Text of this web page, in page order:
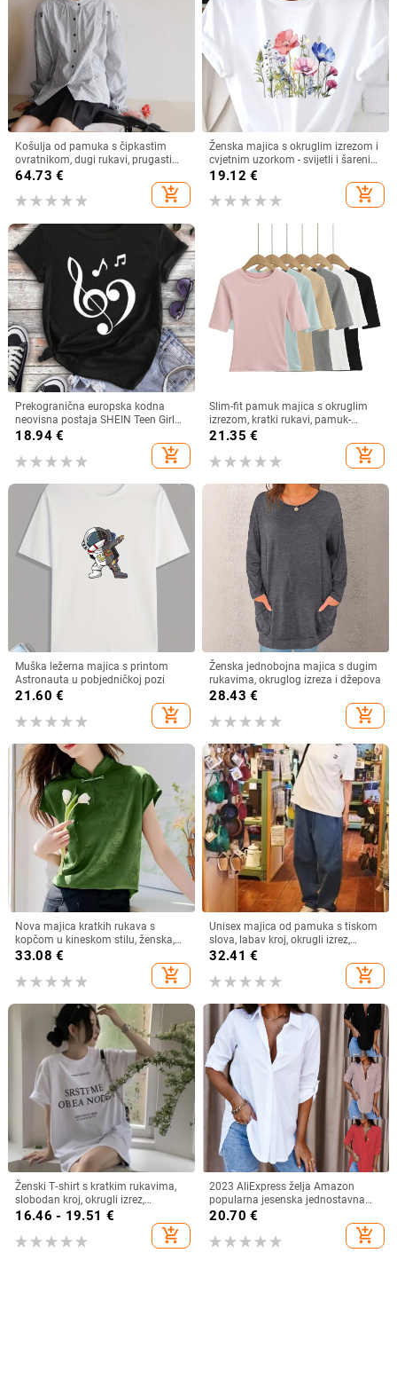
Košulja od pamuka s čipkastim
ovratnikom, dugi rukavi, prugasti
uzorak
64.73 €
add_shopping_cart
Ženska majica s okruglim izrezom i
cvjetnim uzorkom - svijetli i šareni
cvjetni uzorak, prozračna rastezljiva
tkanina, periva u perilici rublja
19.12 €
add_shopping_cart
Prekogranična europska kodna
neovisna postaja SHEIN Teen Girl
Music Festival Casual Short Sl
18.94€
add_shopping_cart
Slim-fit pamuk majica s okruglim
izrezom, kratki rukavi, pamuk-
elastan mješavina (80–90% pamuk,
21.35 €
add_shopping_cart
Muška ležerna majica s printom
Astronauta u pobjedničkoj pozi
21.60 €
add_shopping_cart
Ženska jednobojna majica s dugim
rukavima, okruglog izreza i džepova
28.43 €
add_shopping_cart
Nova majica kratkih rukava s
kopčom u kineskom stilu, ženska,
ljeto 2024., nova zelena majica
kratkih rukava u kineskom stilu,
Design Sense Top
33.08 €
add_shopping_cart
Unisex majica od pamuka s tiskom
slova, labav kroj, okrugli izrez,
japansko-korejski opušten stil,
32.41 €
add_shopping_cart
Ženski T‑shirt s kratkim rukavima,
slobodan kroj, okrugli izrez,
kreativni uzorak, ljeto 2023
16.46 - 19.51 €
add_shopping_cart
2023 AliExpress želja Amazon
popularna jesenska jednostavna
ženska košulja dugih rukava s V-
20.70 €
add_shopping_cart